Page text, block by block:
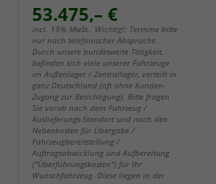
53.475,– €
incl. 19% MwSt.. Wichtig!: Termine bitte
nur nach telefonischer Absprache.
Durch unsere bundesweite Tätigkeit,
befinden sich viele unserer Fahrzeuge
im Außenlager / Zentrallager, verteilt in
ganz Deutschland (oft ohne Kunden-
Zugang zur Besichtigung). Bitte fragen
Sie vorab nach dem Fahrzeug /
Auslieferungs-Standort und nach den
Nebenkosten für Übergabe /
Fahrzeugbereitstellung /
Auftragsabwicklung und Aufbereitung
("Überführungskosten") für Ihr
Wunschfahrzeug. Diese liegen in der